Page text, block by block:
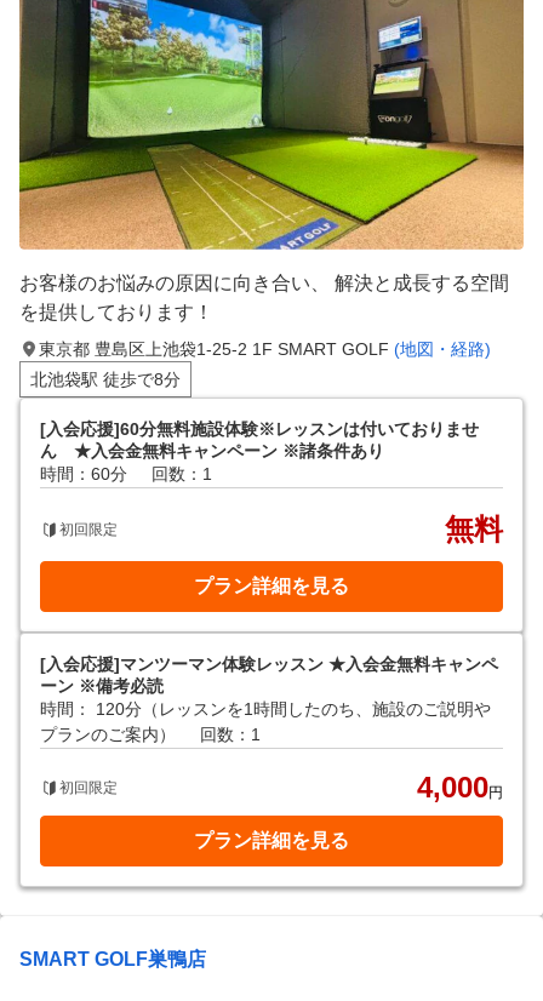
お客様のお悩みの原因に向き合い、 解決と成長する空間
を提供しております！
東京都 豊島区上池袋1-25-2 1F SMART GOLF (地図・経路)
北池袋駅 徒歩で8分
[入会応援]60分無料施設体験※レッスンは付いておりませ
ん ★入会金無料キャンペーン ※諸条件あり
時間：60分
回数：1
初回限定 無料
プラン詳細を見る
[入会応援]マンツーマン体験レッスン ★入会金無料キャンペ
ーン ※備考必読
時間： 120分（レッスンを1時間したのち、施設のご説明や
プランのご案内）
回数：1
初回限定 4,000円
プラン詳細を見る
SMART GOLF巣鴨店